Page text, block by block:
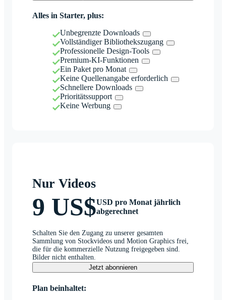
Alles in Starter, plus:
Unbegrenzte Downloads
Vollständiger Bibliothekszugang
Professionelle Design-Tools
Premium-KI-Funktionen
Ein Paket pro Monat
Keine Quellenangabe erforderlich
Schnellere Downloads
Prioritätssupport
Keine Werbung
Nur Videos
9 US$USD pro Monat jährlich
abgerechnet
Schalten Sie den Zugang zu unserer gesamten
Sammlung von Stockvideos und Motion Graphics frei,
die für die kommerzielle Nutzung freigegeben sind.
Bilder nicht enthalten.
Jetzt abonnieren
Plan beinhaltet: